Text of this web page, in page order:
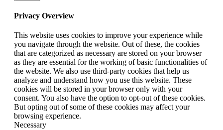
Privacy Overview
This website uses cookies to improve your experience while
you navigate through the website. Out of these, the cookies
that are categorized as necessary are stored on your browser
as they are essential for the working of basic functionalities of
the website. We also use third-party cookies that help us
analyze and understand how you use this website. These
cookies will be stored in your browser only with your
consent. You also have the option to opt-out of these cookies.
But opting out of some of these cookies may affect your
browsing experience.
Necessary